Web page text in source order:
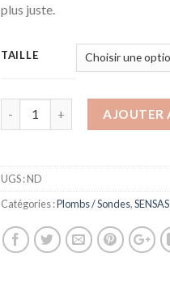
plus juste.
TAILLE
AJOUTER
UGS :ND
Catégories :Plombs / Sondes,SENSAS